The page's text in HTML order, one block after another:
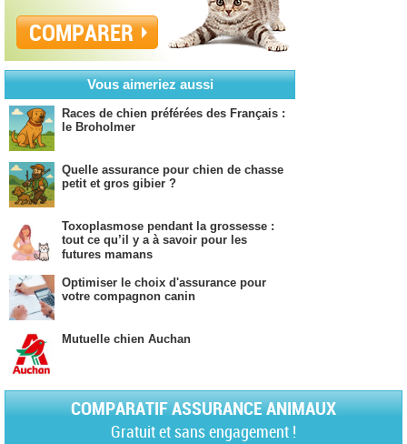
COMPARER
Vous aimeriez aussi
Races de chien préférées des Français :
le Broholmer
Quelle assurance pour chien de chasse
petit et gros gibier ?
Toxoplasmose pendant la grossesse :
tout ce qu’il y a à savoir pour les
futures mamans
Optimiser le choix d'assurance pour
votre compagnon canin
Mutuelle chien Auchan
COMPARATIF ASSURANCE ANIMAUX
Gratuit et sans engagement !